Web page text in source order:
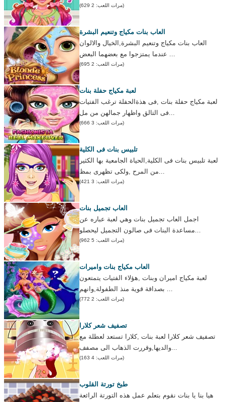
(مرات اللعب: 2 629)
العاب بنات مكياج وتنعيم البشرة
العاب بنات مكياج وتنعيم البشرة,الخيال والالوان
عندما يمتزجوا مع بعضهما البعض ...
(مرات اللعب: 2 695)
لعبة مكياج حفلة بنات
لعبة مكياج حفلة بنات ,فى هذةالحفلة ترغب الفتيات
فى التالق واظهار جمالهن من مل...
(مرات اللعب: 3 666)
تلبيس بنات فى الكلية
لعبة تلبيس بنات فى الكلية,الحياة الجامعية بها الكثير
من المرح ,ولكى تظهرى بمظ...
(مرات اللعب: 3 421)
العاب تجميل بنات
اجمل العاب تجميل بنات وهي لعبة عباره عن
مساعدة البنات فى صالون التجميل ليحصلو...
(مرات اللعب: 5 962)
العاب مكياج بنات واميرات
لعبة مكياج اميران وبنات ,هؤلاء الفتيات يتمتعون
بصداقة قوية منذ الطفولة,وانهم ...
(مرات اللعب: 2 772)
تصفيف شعر كلارا
تصفيف شعر كلارا لعبة بنات ,كلارا تستعد لعطلة مع
والديها,وقررت الذهاب الى مصفف...
(مرات اللعب: 4 163)
طبخ تورتة القلوب
هيا بنا يا بنات نقوم بتعلم عمل هذه التورتة الرائعة